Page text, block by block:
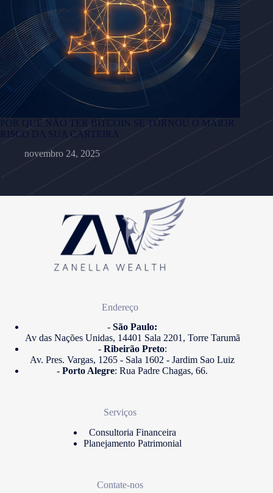
POR QUE NÃO TER BITCOIN SE TORNOU O MAIOR
RISCO DA SUA CARTEIRA
novembro 24, 2025
Endereço
- São Paulo:
Av das Nações Unidas, 14401 Sala 2201, Torre Tarumã
-Ribeirão Preto:
Av. Pres. Vargas, 1265 - Sala 1602 - Jardim Sao Luiz
-Porto Alegre: Rua Padre Chagas, 66.
Serviços
Consultoria Financeira
Planejamento Patrimonial
Contate-nos